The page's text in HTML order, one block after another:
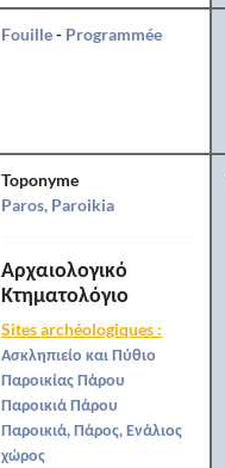
Fouille- Programmée
Toponyme
Paros, Paroikia
Αρχαιολογικό
Κτηματολόγιο
Sites archéologiques :
Ασκληπιείο και Πύθιο
Παροικίας Πάρου
Παροικιά Πάρου
Παροικιά, Πάρος, Ενάλιος
χώρος